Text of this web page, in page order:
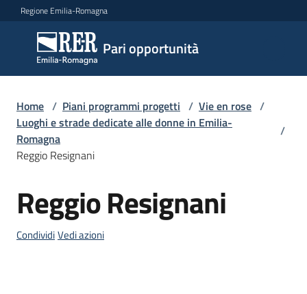
Vai al contenuto
Vai alla navigazione
Vai al footer
Regione Emilia-Romagna
Pari opportunità
Pari
opportunità
Argomenti
Servizi
Home / Piani programmi progetti / Vie en rose /
Luoghi e strade dedicate alle donne in Emilia-
Romagna
/
Reggio Resignani
Salta al contenuto
Reggio Resignani
CondividiVedi azioni